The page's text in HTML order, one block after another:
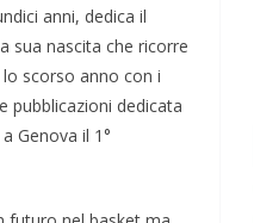
anni, dedica il
sua nascita che ricorre
scorso anno con i
pubblicazioni dedicata
Genova il 1°